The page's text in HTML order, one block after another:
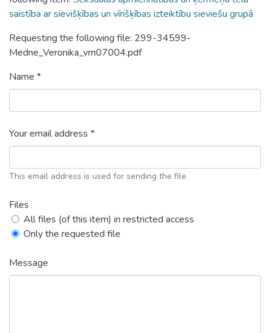
saistība ar sievišķības un vīrišķības izteiktību sieviešu grupā
Requesting the following file: 299-34599-
Medne_Veronika_vm07004.pdf
Name *
Your email address *
This email address is used for sending the file.
Files
All files (of this item) in restricted access
Only the requested file
Message